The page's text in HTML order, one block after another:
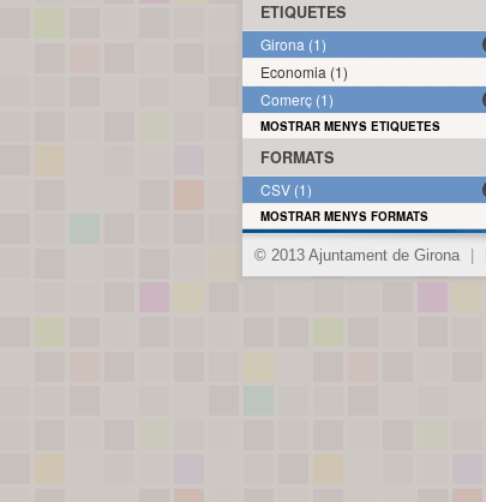
ETIQUETES
Girona (1)
Economia (1)
Comerç (1)
MOSTRAR MENYS ETIQUETES
FORMATS
CSV (1)
MOSTRAR MENYS FORMATS
© 2013 Ajuntament de Girona